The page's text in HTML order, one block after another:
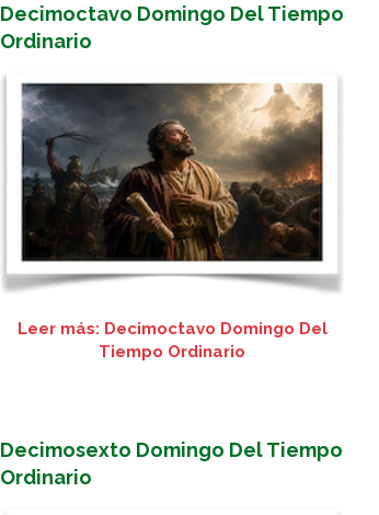
Decimoctavo Domingo Del Tiempo
Ordinario
Leer más: Decimoctavo Domingo Del
Tiempo Ordinario
Decimosexto Domingo Del Tiempo
Ordinario